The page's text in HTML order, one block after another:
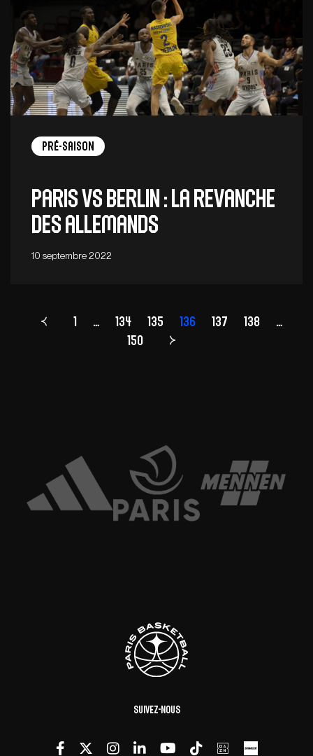
Pré-saison
Paris vs Berlin : la revanche
des Allemands
10 septembre 2022
Page
1 … 134 135 136 137 138
…
150
Suivez-nous